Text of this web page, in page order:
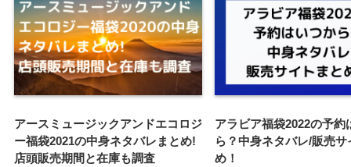
アースミュージックアンドエコロジ
ー福袋2021の中身ネタバレまとめ!
店頭販売期間と在庫も調査
アラビア福袋2022の予約
ら？中身ネタバレ/販売サ
め！